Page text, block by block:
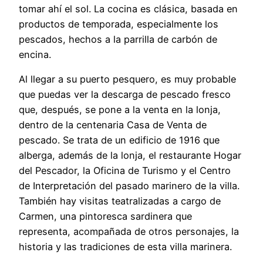
tomar ahí el sol. La cocina es clásica, basada en
productos de temporada, especialmente los
pescados, hechos a la parrilla de carbón de
encina.
Al llegar a su puerto pesquero, es muy probable
que puedas ver la descarga de pescado fresco
que, después, se pone a la venta en la lonja,
dentro de la centenaria Casa de Venta de
pescado. Se trata de un edificio de 1916 que
alberga, además de la lonja, el restaurante Hogar
del Pescador, la Oficina de Turismo y el Centro
de Interpretación del pasado marinero de la villa.
También hay visitas teatralizadas a cargo de
Carmen, una pintoresca sardinera que
representa, acompañada de otros personajes, la
historia y las tradiciones de esta villa marinera.